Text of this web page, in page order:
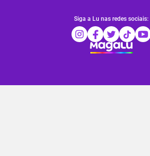
Siga a Lu nas redes sociais: